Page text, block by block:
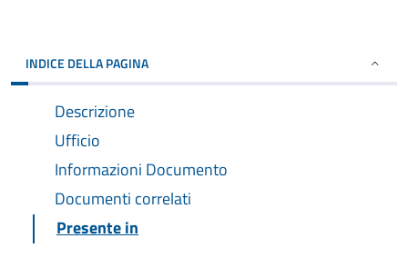
INDICE DELLA PAGINA
Descrizione
Ufficio
Informazioni Documento
Documenti correlati
Presente in